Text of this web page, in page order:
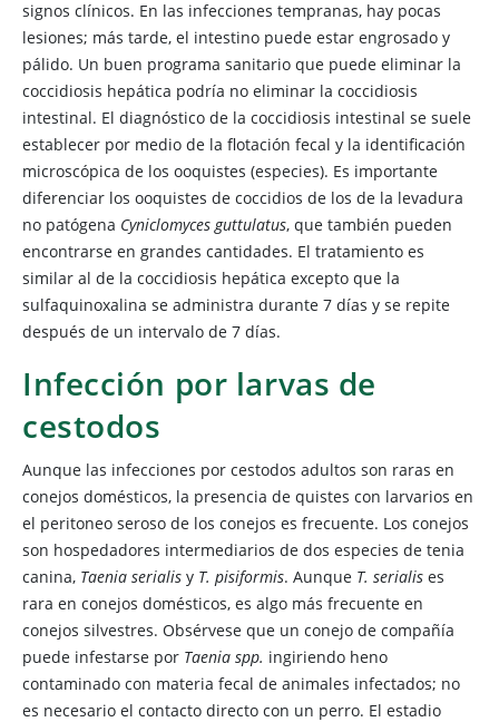
signos clínicos. En las infecciones tempranas, hay pocas
lesiones; más tarde, el intestino puede estar engrosado y
pálido. Un buen programa sanitario que puede eliminar la
coccidiosis hepática podría no eliminar la coccidiosis
intestinal. El diagnóstico de la coccidiosis intestinal se suele
establecer por medio de la flotación fecal y la identificación
microscópica de los ooquistes (especies). Es importante
diferenciar los ooquistes de coccidios de los de la levadura
no patógena Cyniclomyces guttulatus, que también pueden
encontrarse en grandes cantidades. El tratamiento es
similar al de la coccidiosis hepática excepto que la
sulfaquinoxalina se administra durante 7 días y se repite
después de un intervalo de 7 días.
Infección por larvas de
cestodos
Aunque las infecciones por cestodos adultos son raras en
conejos domésticos, la presencia de quistes con larvarios en
el peritoneo seroso de los conejos es frecuente. Los conejos
son hospedadores intermediarios de dos especies de tenia
canina, Taenia serialis y T. pisiformis. Aunque T. serialis es
rara en conejos domésticos, es algo más frecuente en
conejos silvestres. Obsérvese que un conejo de compañía
puede infestarse por Taenia spp. ingiriendo heno
contaminado con materia fecal de animales infectados; no
es necesario el contacto directo con un perro. El estadio